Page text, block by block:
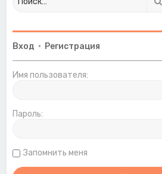
Вход • Регистрация
Имя пользователя:
Пароль:
Запомнить меня